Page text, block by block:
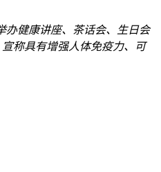
办健康讲座、茶话会、生日会
称具有增强人体免疫力、可